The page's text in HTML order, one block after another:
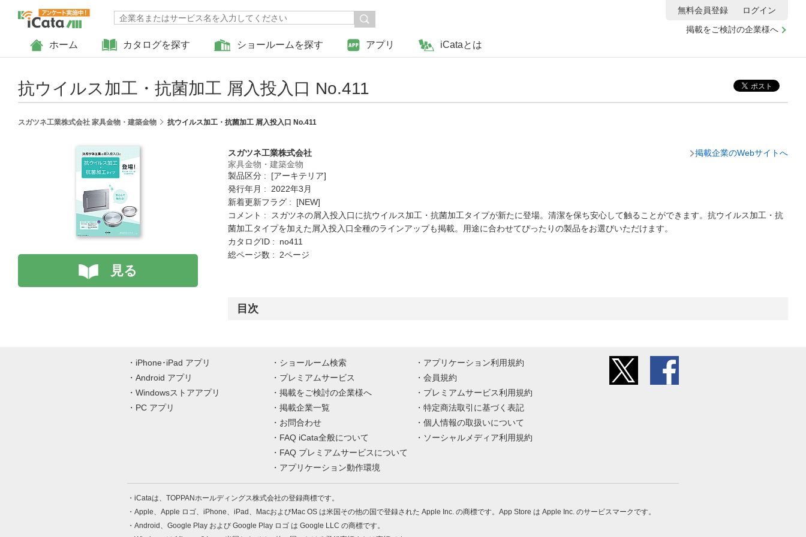
ホーム カタログを探す ショールームを探す アプリ iCataとは
掲載をご検討の企業様へ
無料会員登録 ログイン
抗ウイルス加工・抗菌加工 屑入投入口 No.411
スガツネ工業株式会社 家具金物・建築金物 抗ウイルス加工・抗菌加工 屑入投入口 No.411
見る
スガツネ工業株式会社
家具金物・建築金物
製品区分 : [アーキテリア]
発行年月 : 2022年3月
新着更新フラグ : [NEW]
コメント : スガツネの屑入投入口に抗ウイルス加工・抗菌加工タイプが新たに登場。清潔を保ち安心して触ることができます。抗ウイルス加工・抗
菌加工タイプを加えた屑入投入口全種のラインアップも掲載。用途に合わせてぴったりの製品をお選びいただけます。
カタログID : no411
総ページ数 : 2ページ
掲載企業のWebサイトへ
目次
iPhone･iPad アプリ
Android アプリ
Windowsストアアプリ
PC アプリ
ショールーム検索
プレミアムサービス
掲載をご検討の企業様へ
掲載企業一覧
お問合わせ
FAQ iCata全般について
FAQ プレミアムサービスについて
アプリケーション動作環境
アプリケーション利用規約
会員規約
プレミアムサービス利用規約
特定商法取引に基づく表記
個人情報の取扱いについて
ソーシャルメディア利用規約
iCataは、TOPPANホールディングス株式会社の登録商標です。
Apple、Apple ロゴ、iPhone、iPad、MacおよびMac OS は米国その他の国で登録された Apple Inc. の商標です。App Store は Apple Inc. のサービスマークです。
Android、Google Play および Google Play ロゴ は Google LLC の商標です。